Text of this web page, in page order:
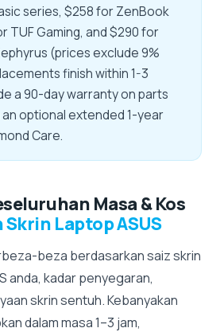
series, $258 for ZenBook
TUF Gaming, and $290 for
(prices exclude 9%
finish within 1-3
a 90-day warranty on parts
optional extended 1-year
Care.
Masa & Kos
Laptop ASUS
beza berdasarkan saiz skrin
anda, kadar penyegaran,
skrin sentuh. Kebanyakan
dalam masa 1–3 jam,